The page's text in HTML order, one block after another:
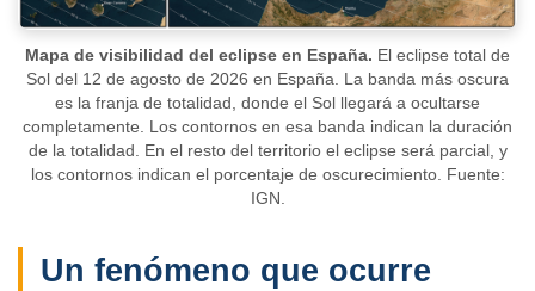
Mapa de visibilidad del eclipse en España. El eclipse total de
Sol del 12 de agosto de 2026 en España. La banda más oscura
es la franja de totalidad, donde el Sol llegará a ocultarse
completamente. Los contornos en esa banda indican la duración
de la totalidad. En el resto del territorio el eclipse será parcial, y
los contornos indican el porcentaje de oscurecimiento. Fuente:
IGN.
Un fenómeno que ocurre